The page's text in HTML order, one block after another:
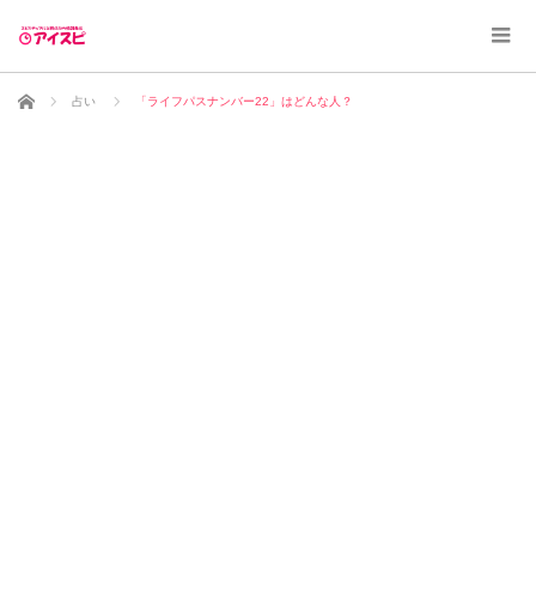
ホーム 占い 「ライフパスナンバー22」はどんな人？